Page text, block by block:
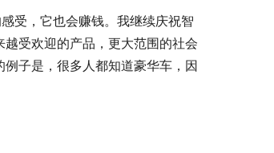
受，它也会赚钱。我继续庆祝智
受欢迎的产品，更大范围的社会
子是，很多人都知道豪华车，因